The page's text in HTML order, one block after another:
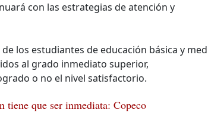
con las estrategias de atención y
los estudiantes de educación básica y
al grado inmediato superior,
o no el nivel satisfactorio.
tiene que ser inmediata: Copeco